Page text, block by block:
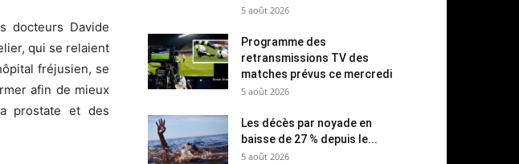
docteurs Davide
qui se relaient
fréjusien, se
afin de mieux
prostate et des
5 août 2026
Programme des
retransmissions TV des
matches prévus ce mercredi
5 août 2026
Les décès par noyade en
baisse de 27 % depuis le...
5 août 2026